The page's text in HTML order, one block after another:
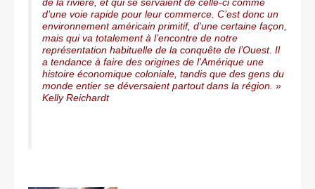
d’une voie rapide pour leur commerce. C’est donc un
environnement américain primitif, d’une certaine façon,
mais qui va totalement à l’encontre de notre
représentation habituelle de la conquête de l’Ouest. Il
a tendance à faire des origines de l’Amérique une
histoire économique coloniale, tandis que des gens du
monde entier se déversaient partout dans la région. »
Kelly Reichardt